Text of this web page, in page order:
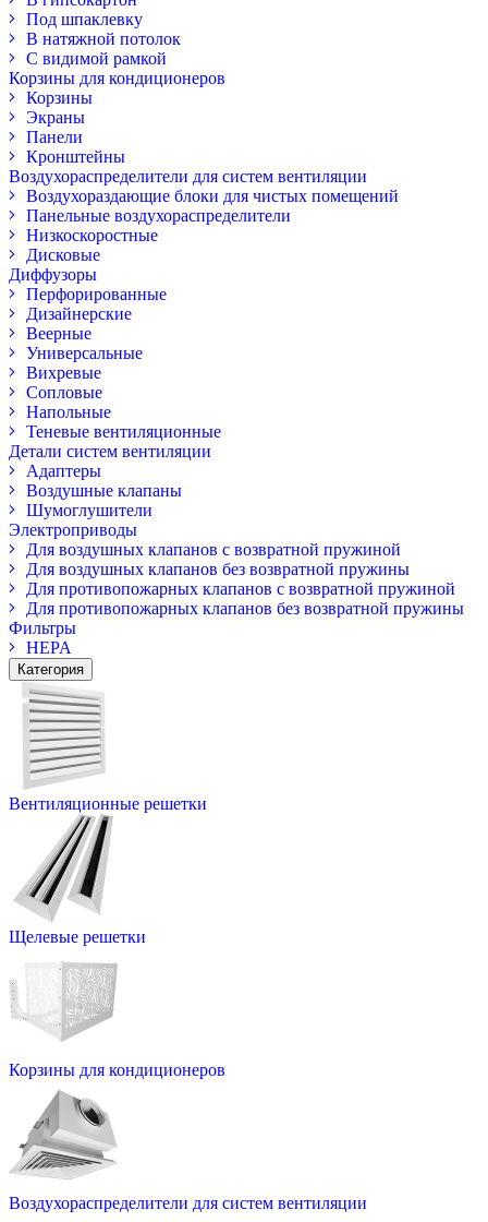
Под шпаклевку
В натяжной потолок
С видимой рамкой
Корзины для кондиционеров
Корзины
Экраны
Панели
Кронштейны
Воздухораспределители для систем вентиляции
Воздухораздающие блоки для чистых помещений
Панельные воздухораспределители
Низкоскоростные
Дисковые
Диффузоры
Перфорированные
Дизайнерские
Веерные
Универсальные
Вихревые
Сопловые
Напольные
Теневые вентиляционные
Детали систем вентиляции
Адаптеры
Воздушные клапаны
Шумоглушители
Электроприводы
Для воздушных клапанов с возвратной пружиной
Для воздушных клапанов без возвратной пружины
Для противопожарных клапанов с возвратной пружиной
Для противопожарных клапанов без возвратной пружины
Фильтры
HEPA
Категория
Вентиляционные решетки
Щелевые решетки
Корзины для кондиционеров
Воздухораспределители для систем вентиляции